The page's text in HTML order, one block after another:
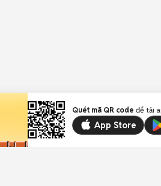
Quét mã QR code để tải
App Store